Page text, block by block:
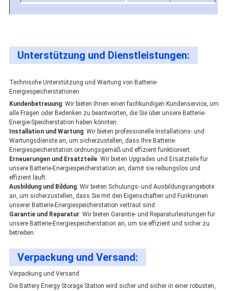
Unterstützung und Dienstleistungen:
Technische Unterstützung und Wartung von Batterie-
Energiespeicherstationen
Kundenbetreuung: Wir bieten Ihnen einen fachkundigen Kundenservice, um
alle Fragen oder Bedenken zu beantworten, die Sie über unsere Batterie-
Energie-Speicherstation haben könnten.
Installation und Wartung: Wir bieten professionelle Installations- und
Wartungsdienste an, um sicherzustellen, dass Ihre Batterie-
Energiespeicherstation ordnungsgemäß und effizient funktioniert.
Erneuerungen und Ersatzteile: Wir bieten Upgrades und Ersatzteile für
unsere Batterie-Energiespeicherstation an, damit sie reibungslos und
effizient läuft.
Ausbildung und Bildung: Wir bieten Schulungs- und Ausbildungsangebote
an, um sicherzustellen, dass Sie mit den Eigenschaften und Funktionen
unserer Batterie-Energiespeicherstation vertraut sind.
Garantie und Reparatur: Wir bieten Garantie- und Reparaturleistungen für
unsere Batterie-Energiespeicherstation an, um sie effizient und sicher zu
betreiben.
Verpackung und Versand:
Verpackung und Versand
Die Battery Energy Storage Station wird sicher und sicher in einer robusten,